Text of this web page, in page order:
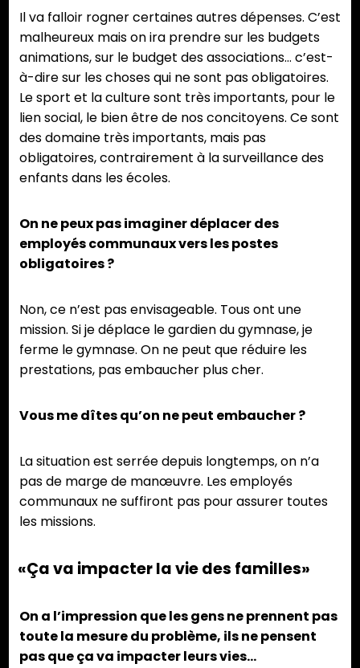
Il va falloir rogner certaines autres dépenses. C’est
malheureux mais on ira prendre sur les budgets
animations, sur le budget des associations… c’est-
à-dire sur les choses qui ne sont pas obligatoires.
Le sport et la culture sont très importants, pour le
lien social, le bien être de nos concitoyens. Ce sont
des domaine très importants, mais pas
obligatoires, contrairement à la surveillance des
enfants dans les écoles.
On ne peux pas imaginer déplacer des
employés communaux vers les postes
obligatoires ?
Non, ce n’est pas envisageable. Tous ont une
mission. Si je déplace le gardien du gymnase, je
ferme le gymnase. On ne peut que réduire les
prestations, pas embaucher plus cher.
Vous me dîtes qu’on ne peut embaucher ?
La situation est serrée depuis longtemps, on n’a
pas de marge de manœuvre. Les employés
communaux ne suffiront pas pour assurer toutes
les missions.
«Ça va impacter la vie des familles»
On a l’impression que les gens ne prennent pas
toute la mesure du problème, ils ne pensent
pas que ça va impacter leurs vies…